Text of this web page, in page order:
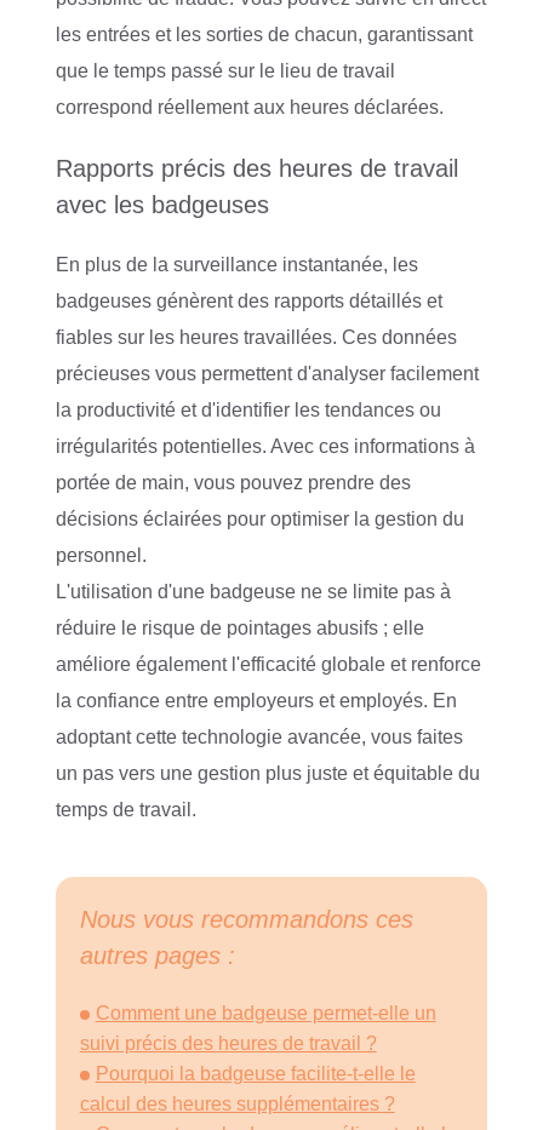
les entrées et les sorties de chacun, garantissant
que le temps passé sur le lieu de travail
correspond réellement aux heures déclarées.
Rapports précis des heures de travail
avec les badgeuses
En plus de la surveillance instantanée, les
badgeuses génèrent des rapports détaillés et
fiables sur les heures travaillées. Ces données
précieuses vous permettent d'analyser facilement
la productivité et d'identifier les tendances ou
irrégularités potentielles. Avec ces informations à
portée de main, vous pouvez prendre des
décisions éclairées pour optimiser la gestion du
personnel.
L'utilisation d'une badgeuse ne se limite pas à
réduire le risque de pointages abusifs ; elle
améliore également l'efficacité globale et renforce
la confiance entre employeurs et employés. En
adoptant cette technologie avancée, vous faites
un pas vers une gestion plus juste et équitable du
temps de travail.
Nous vous recommandons ces
autres pages :
Comment une badgeuse permet-elle un
suivi précis des heures de travail ?
Pourquoi la badgeuse facilite-t-elle le
calcul des heures supplémentaires ?